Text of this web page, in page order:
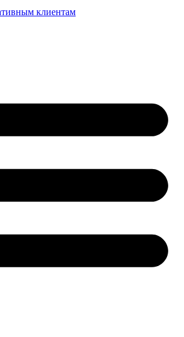
клиентам